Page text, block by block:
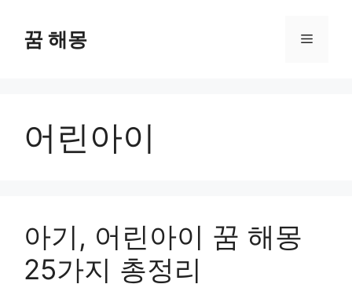
꿈 해몽 메
어린아이
아기, 어린아이 꿈 해몽
25가지 총정리